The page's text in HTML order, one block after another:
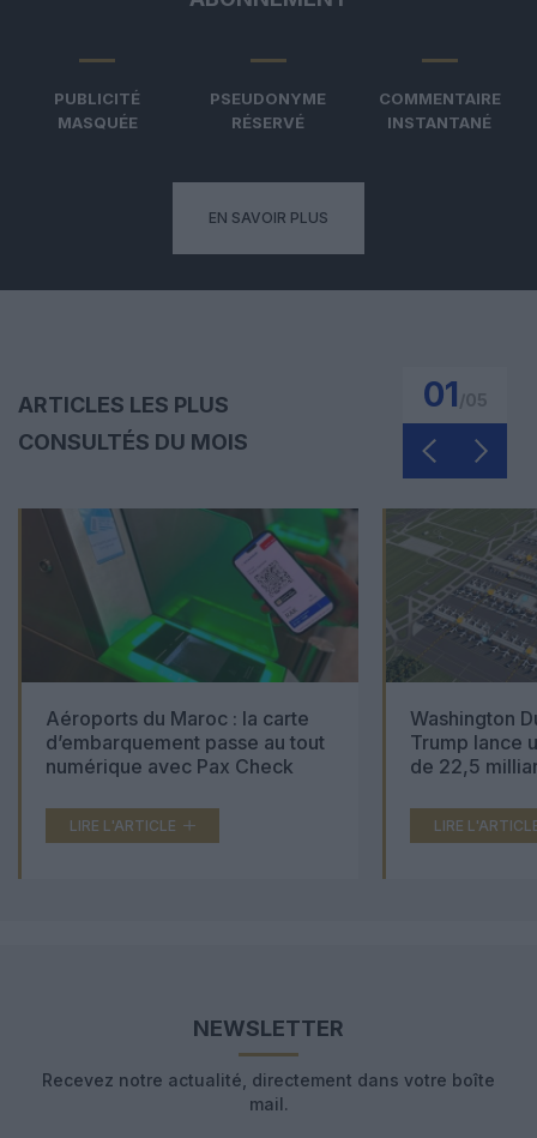
PUBLICITÉ
MASQUÉE
PSEUDONYME
RÉSERVÉ
COMMENTAIRE
INSTANTANÉ
EN SAVOIR PLUS
ARTICLES LES PLUS
CONSULTÉS DU MOIS
01
Aéroports du Maroc : la carte
d’embarquement passe au tout
numérique avec Pax Check
LIRE L'ARTICLE
Washington
Trump lance
de 22,5
LIRE
NEWSLETTER
Recevez notre actualité, directement dans votre boîte
mail.